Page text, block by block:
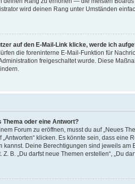
wird deinen Rang unter Umständen
auf den E-Mail-Link klicke, werde ich
die foreninterne E-Mail-Funktion für
freigeschaltet wurde. Diese
Thema oder eine Antwort?
Forum zu eröffnen, musst du auf „Neues
„Antworten“ klicken. Es könnte sein, dass eine
kannst. Deine Berechtigungen sind jeweils am
B. „Du darfst neue Themen erstellen“, „Du